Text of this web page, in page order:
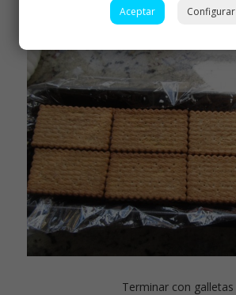
Terminar con galletas
Aceptar Configurar